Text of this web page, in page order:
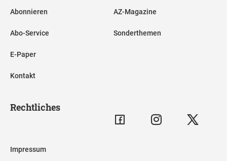
Abonnieren
Abo-Service
E-Paper
Kontakt
AZ-Magazine
Sonderthemen
Rechtliches
Impressum